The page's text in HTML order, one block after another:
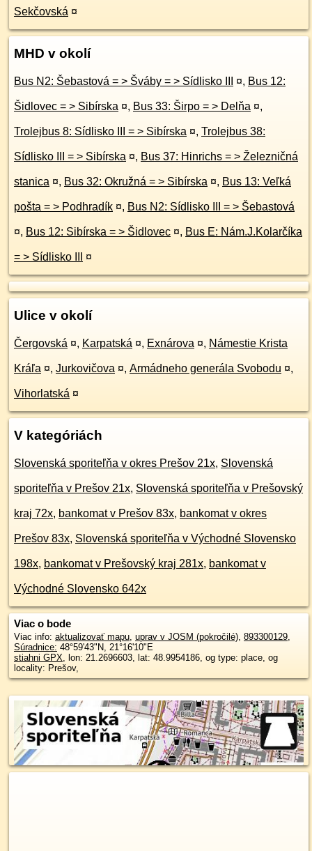
Sekčovská ¤
MHD v okolí
Bus N2: Šebastová = > Šváby = > Sídlisko III ¤, Bus 12:
Šidlovec = > Sibírska ¤, Bus 33: Širpo = > Delňa ¤,
Trolejbus 8: Sídlisko III = > Sibírska ¤, Trolejbus 38:
Sídlisko III = > Sibírska ¤, Bus 37: Hinrichs = > Železničná
stanica ¤, Bus 32: Okružná = > Sibírska ¤, Bus 13: Veľká
pošta = > Podhradík ¤, Bus N2: Sídlisko III = > Šebastová
¤, Bus 12: Sibírska = > Šidlovec ¤, Bus E: Nám.J.Kolarčíka
= > Sídlisko III ¤
Ulice v okolí
Čergovská ¤, Karpatská ¤, Exnárova ¤, Námestie Krista
Kráľa ¤, Jurkovičova ¤, Armádneho generála Svobodu ¤,
Vihorlatská ¤
V kategóriách
Slovenská sporiteľňa v okres Prešov 21x, Slovenská
sporiteľňa v Prešov 21x, Slovenská sporiteľňa v Prešovský
kraj 72x, bankomat v Prešov 83x, bankomat v okres
Prešov 83x, Slovenská sporiteľňa v Východné Slovensko
198x, bankomat v Prešovský kraj 281x, bankomat v
Východné Slovensko 642x
Viac o bode
Viac info: aktualizovať mapu, uprav v JOSM (pokročilé), 893300129,
Súradnice: 48°59'43"N, 21°16'10"E
stiahni GPX, lon: 21.2696603, lat: 48.9954186, og type: place, og
locality: Prešov,